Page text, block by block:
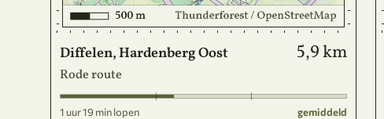
Diffelen, Hardenberg Oost 5,9 km
Rode route
1 uur 19 min lopen gemiddeld